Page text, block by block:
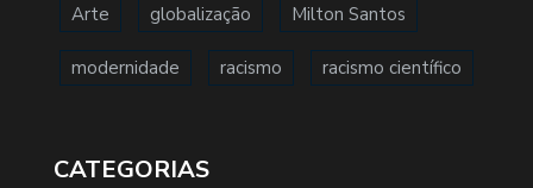
Arte globalização Milton Santos
modernidade racismo racismo científico
CATEGORIAS